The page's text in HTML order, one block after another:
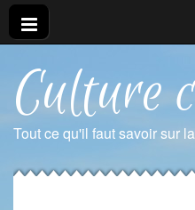
Culture
Tout ce qu'il faut savoir sur